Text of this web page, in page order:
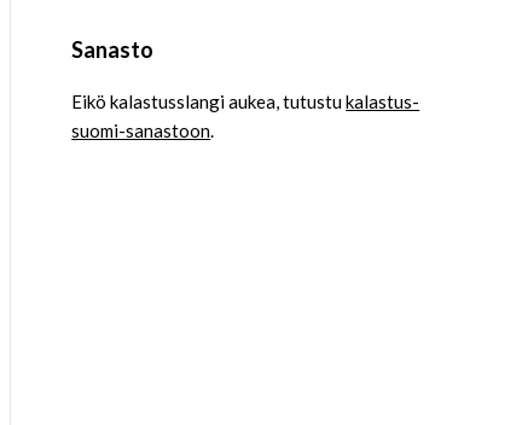
Sanasto
Eikö kalastusslangi aukea, tutustukalastus-
suomi-sanastoon.